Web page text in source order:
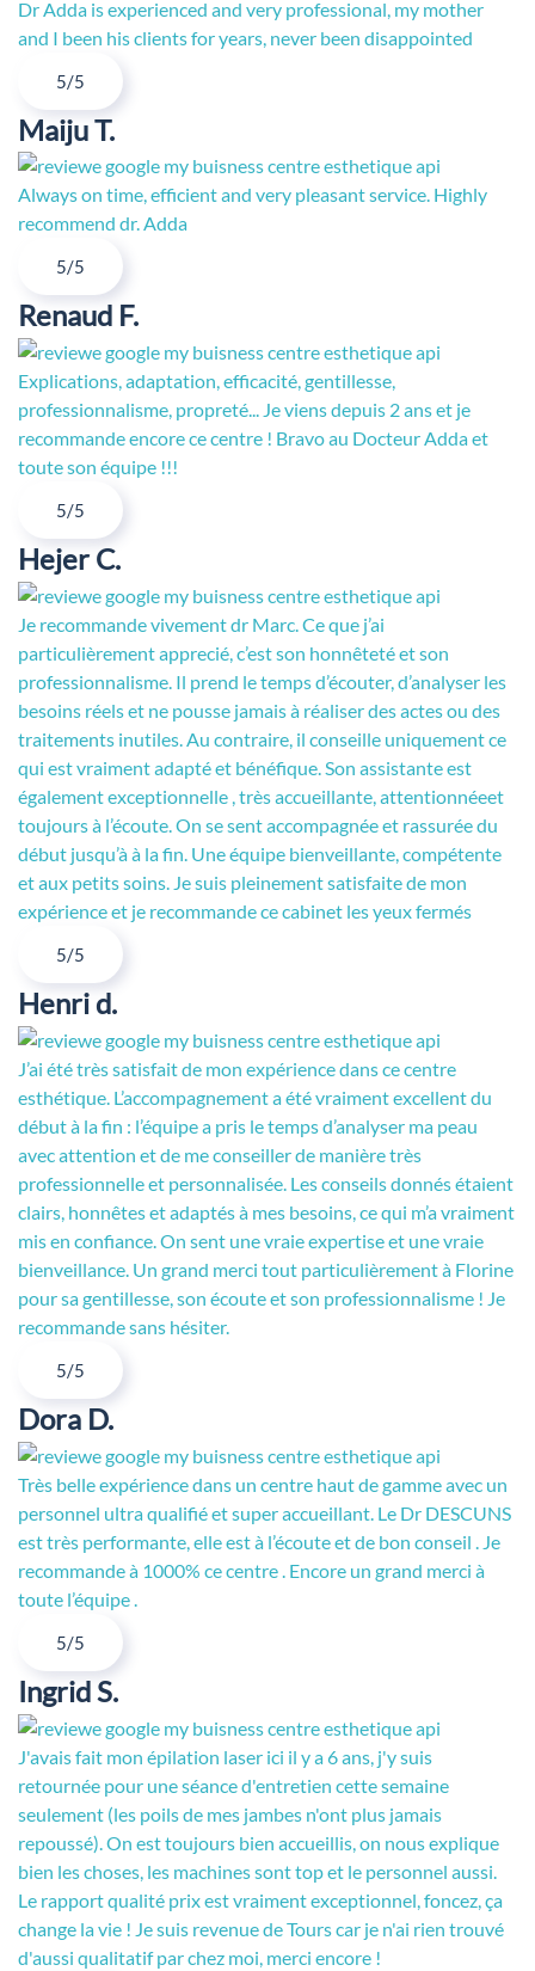
Dr Adda is experienced and very professional, my mother
and I been his clients for years, never been disappointed
5/5
Maiju T.
Always on time, efficient and very pleasant service. Highly
recommend dr. Adda
5/5
Renaud F.
Explications, adaptation, efficacité, gentillesse,
professionnalisme, propreté... Je viens depuis 2 ans et je
recommande encore ce centre ! Bravo au Docteur Adda et
toute son équipe !!!
5/5
Hejer C.
Je recommande vivement dr Marc. Ce que j’ai
particulièrement apprecié, c’est son honnêteté et son
professionnalisme. Il prend le temps d’écouter, d’analyser les
besoins réels et ne pousse jamais à réaliser des actes ou des
traitements inutiles. Au contraire, il conseille uniquement ce
qui est vraiment adapté et bénéfique. Son assistante est
également exceptionnelle , très accueillante, attentionnéeet
toujours à l’écoute. On se sent accompagnée et rassurée du
début jusqu’à à la fin. Une équipe bienveillante, compétente
et aux petits soins. Je suis pleinement satisfaite de mon
expérience et je recommande ce cabinet les yeux fermés
5/5
Henri d.
J’ai été très satisfait de mon expérience dans ce centre
esthétique. L’accompagnement a été vraiment excellent du
début à la fin : l’équipe a pris le temps d’analyser ma peau
avec attention et de me conseiller de manière très
professionnelle et personnalisée. Les conseils donnés étaient
clairs, honnêtes et adaptés à mes besoins, ce qui m’a vraiment
mis en confiance. On sent une vraie expertise et une vraie
bienveillance. Un grand merci tout particulièrement à Florine
pour sa gentillesse, son écoute et son professionnalisme ! Je
recommande sans hésiter.
5/5
Dora D.
Très belle expérience dans un centre haut de gamme avec un
personnel ultra qualifié et super accueillant. Le Dr DESCUNS
est très performante, elle est à l’écoute et de bon conseil . Je
recommande à 1000% ce centre . Encore un grand merci à
toute l’équipe .
5/5
Ingrid S.
J'avais fait mon épilation laser ici il y a 6 ans, j'y suis
retournée pour une séance d'entretien cette semaine
seulement (les poils de mes jambes n'ont plus jamais
repoussé). On est toujours bien accueillis, on nous explique
bien les choses, les machines sont top et le personnel aussi.
Le rapport qualité prix est vraiment exceptionnel, foncez, ça
change la vie ! Je suis revenue de Tours car je n'ai rien trouvé
d'aussi qualitatif par chez moi, merci encore !